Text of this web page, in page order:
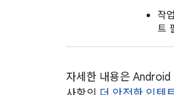
작
트
자세한 내용은 Android